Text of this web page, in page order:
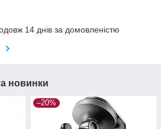
14 днів за домовленістю
новинки
–20%